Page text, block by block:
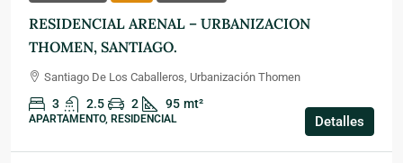
RESIDENCIAL ARENAL – URBANIZACION
THOMEN, SANTIAGO.
Santiago De Los Caballeros, Urbanización Thomen
3 2.5 2 95 mt²
APARTAMENTO, RESIDENCIAL Detalles